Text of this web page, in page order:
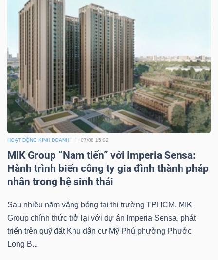
HOẠT ĐỘNG KINH DOANH 07/08 15:02
MIK Group “Nam tiến” với Imperia Sensa:
Hành trình biến công ty gia đình thành pháp
nhân trong hệ sinh thái
Sau nhiều năm vắng bóng tại thị trường TPHCM, MIK
Group chính thức trở lại với dự án Imperia Sensa, phát
triển trên quỹ đất Khu dân cư Mỹ Phú phường Phước
Long B...
ngữ
Dịch
vụ
(-)
Đào
tạo
tài
chính